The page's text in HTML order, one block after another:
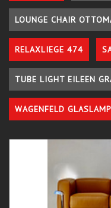
LOUNGE CHAIR
RELAXLIEGE 474
TUBE LIGHT EILEEN
WAGENFELD